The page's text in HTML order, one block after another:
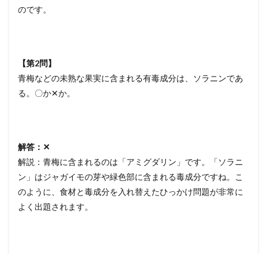
のです。
【第2問】
青梅などの未熟な果実に含まれる有毒成分は、ソラニンであ
る。〇か✕か。
解答：✕
解説：青梅に含まれるのは「アミグダリン」です。「ソラニ
ン」はジャガイモの芽や緑色部に含まれる毒成分ですね。こ
のように、食材と毒成分を入れ替えたひっかけ問題が非常に
よく出題されます。